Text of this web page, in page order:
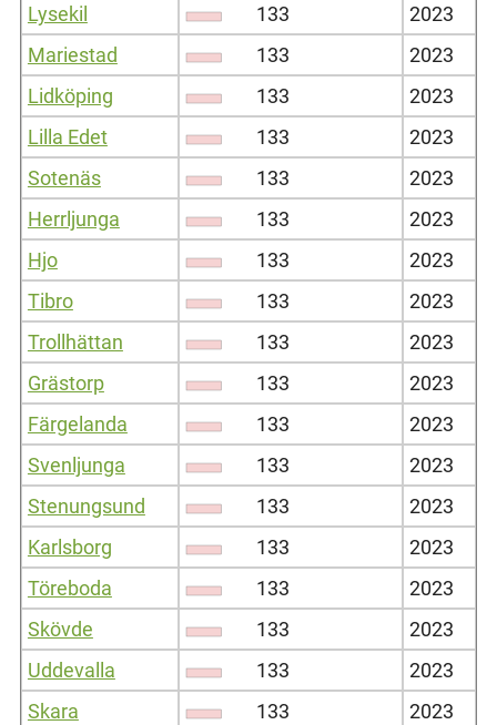
Lysekil
133
2023
Mariestad
133
2023
Lidköping
133
2023
Lilla Edet
133
2023
Sotenäs
133
2023
Herrljunga
133
2023
Hjo
133
2023
Tibro
133
2023
Trollhättan
133
2023
Grästorp
133
2023
Färgelanda
133
2023
Svenljunga
133
2023
Stenungsund
133
2023
Karlsborg
133
2023
Töreboda
133
2023
Skövde
133
2023
Uddevalla
133
2023
Skara
133
2023